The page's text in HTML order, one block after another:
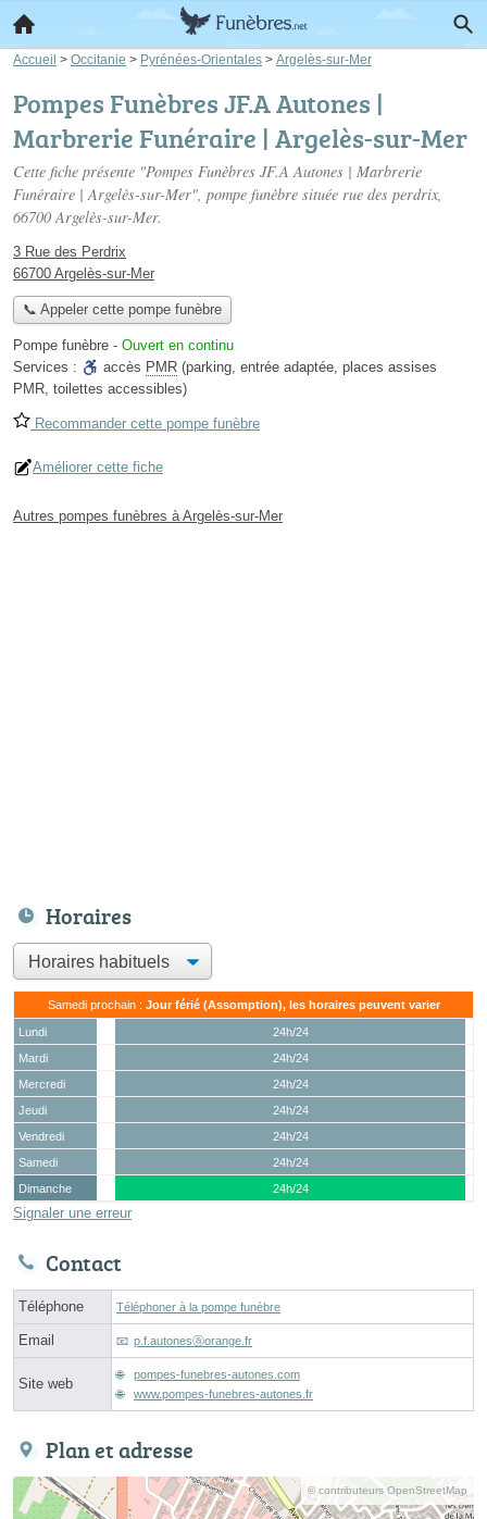
Accueil > Occitanie > Pyrénées-Orientales > Argelès-sur-Mer
Pompes Funèbres JF.A Autones |
Marbrerie Funéraire | Argelès-sur-Mer
Cette fiche présente "Pompes Funèbres JF.A Autones | Marbrerie
Funéraire | Argelès-sur-Mer", pompe funèbre située rue des perdrix,
66700 Argelès-sur-Mer.
3 Rue des Perdrix
66700 Argelès-sur-Mer
📞 Appeler cette pompe funèbre
Pompe funèbre - Ouvert en continu
Services :
accès PMR (parking, entrée adaptée, places assises
PMR, toilettes accessibles)
Recommander cette pompe funèbre
Améliorer cette fiche
Autres pompes funèbres à Argelès-sur-Mer
Horaires
Samedi prochain : Jour férié (Assomption), les horaires peuvent varier
Lundi
24h/24
Mardi
24h/24
Mercredi
24h/24
Jeudi
24h/24
Vendredi
24h/24
Samedi
24h/24
Dimanche
24h/24
Signaler une erreur
Contact
Téléphone Téléphoner à la pompe funèbre
Email p.f.autonesⓐorange.fr
Site web
pompes-funebres-autones.com
www.pompes-funebres-autones.fr
Plan et adresse
© contributeurs OpenStreetMap